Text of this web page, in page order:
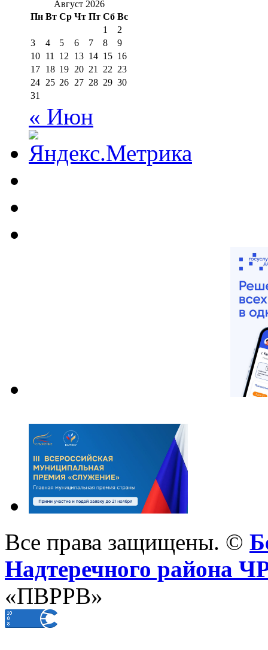
Август 2026
Пн Вт Ср Чт Пт Сб Вс
1
2
3
4 5 6 7 8
9
10 11 12 13 14 15 16
17 18 19 20 21 22 23
24 25 26 27 28 29 30
31
« Июн
Все права защищены. ©
Надтеречного района
«ПВРРВ»